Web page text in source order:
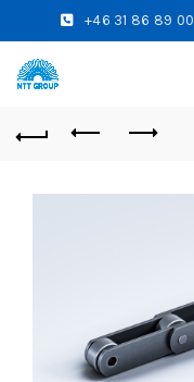
+46 31 86 89 00